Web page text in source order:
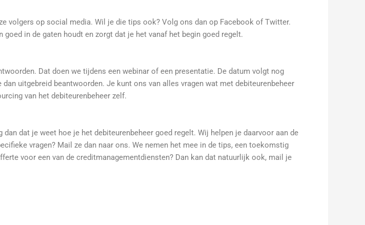
volgers op social media. Wil je die tips ook? Volg ons dan op Facebook of Twitter.
in de gaten houdt en zorgt dat je het vanaf het begin goed regelt.
Dat doen we tijdens een webinar of een presentatie. De datum volgt nog
uitgebreid beantwoorden. Je kunt ons van alles vragen wat met debiteurenbeheer
van het debiteurenbeheer zelf.
dat je weet hoe je het debiteurenbeheer goed regelt. Wij helpen je daarvoor aan de
vragen? Mail ze dan naar ons. We nemen het mee in de tips, een toekomstig
voor een van de creditmanagementdiensten? Dan kan dat natuurlijk ook, mail je